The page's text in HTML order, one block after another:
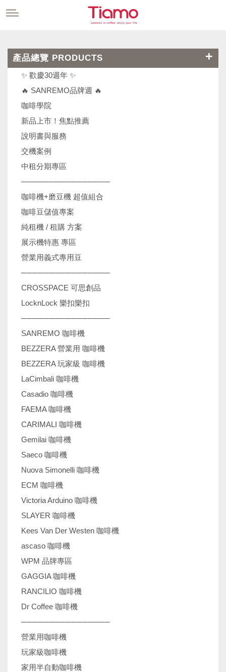
產品總覽 PRODUCTS
✨ 歡慶30週年 ✨
🔥 SANREMO品牌週 🔥
咖啡學院
新品上市！焦點推薦
說明書與服務
交機案例
中租分期專區
────────────────
咖啡機+磨豆機 超值組合
咖啡豆儲值專案
純租機 / 租購 方案
展示機特惠 專區
營業用義式專用豆
────────────────
CROSSPACE 可思創品
LocknLock 樂扣樂扣
────────────────
SANREMO 咖啡機
BEZZERA 營業用 咖啡機
BEZZERA 玩家級 咖啡機
LaCimbali 咖啡機
Casadio 咖啡機
FAEMA 咖啡機
CARIMALI 咖啡機
Gemilai 咖啡機
Saeco 咖啡機
Nuova Simonelli 咖啡機
ECM 咖啡機
Victoria Arduino 咖啡機
SLAYER 咖啡機
Kees Van Der Westen 咖啡機
ascaso 咖啡機
WPM 品牌專區
GAGGIA 咖啡機
RANCILIO 咖啡機
Dr Coffee 咖啡機
────────────────
營業用咖啡機
玩家級咖啡機
家用半自動咖啡機